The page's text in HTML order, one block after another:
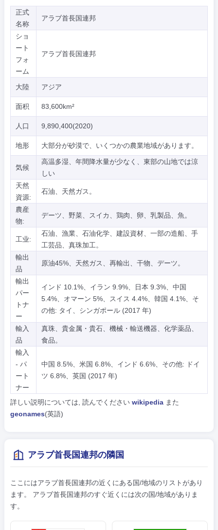
正式
名称
アラブ首長国連邦
ショ
ート
フォ
ーム
アラブ首長国連邦
大陸 アジア
面积 83,600km²
人口 9,890,400(2020)
地形 大部分が砂漠で、いくつかの農業地域があります。
気候
高温多湿、年間降水量が少なく、東部の山地では涼
しい
天然
資源:
石油、天然ガス。
農産
物:
デーツ、野菜、スイカ、鶏肉、卵、乳製品、魚。
工业:
石油、漁業、石油化学、建設資材、一部の造船、手
工芸品、真珠加工。
輸出
品
原油45%、天然ガス、再輸出、干物、デーツ。
輸出
パー
トナ
ー
インド 10.1%、イラン 9.9%、日本 9.3%、中国
5.4%、オマーン 5%、スイス 4.4%、韓国 4.1%、そ
の他: タイ、シンガポール (2017 年)
輸入
品
真珠、貴金属・貴石、機械・輸送機器、化学薬品、
食品。
輸入
- パ
ート
ナー
中国 8.5%、米国 6.8%、インド 6.6%、その他: ドイ
ツ 6.8%、英国 (2017 年)
詳しい説明については, 読んでください wikipediaまた
geonames(英語)
アラブ首長国連邦の隣国
ここにはアラブ首長国連邦の近くにある国/地域のリストがあり
ます。 アラブ首長国連邦のすぐ近くには次の国/地域がありま
す。